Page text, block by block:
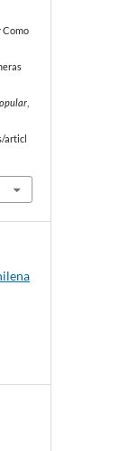
Como
,
articl